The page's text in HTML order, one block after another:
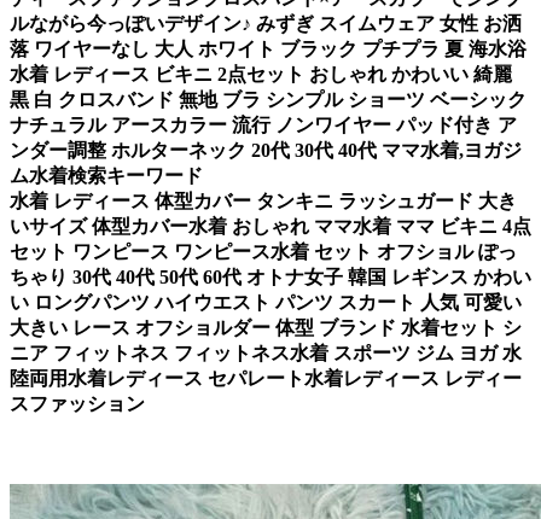
ルながら今っぽいデザイン♪ みずぎ スイムウェア 女性 お洒
落 ワイヤーなし 大人 ホワイト ブラック プチプラ 夏 海水浴
水着 レディース ビキニ 2点セット おしゃれ かわいい 綺麗
黒 白 クロスバンド 無地 ブラ シンプル ショーツ ベーシック
ナチュラル アースカラー 流行 ノンワイヤー パッド付き ア
ンダー調整 ホルターネック 20代 30代 40代 ママ水着,ヨガジ
ム水着検索キーワード
水着 レディース 体型カバー タンキニ ラッシュガード 大き
いサイズ 体型カバー水着 おしゃれ ママ水着 ママ ビキニ 4点
セット ワンピース ワンピース水着 セット オフショル ぽっ
ちゃり 30代 40代 50代 60代 オトナ女子 韓国 レギンス かわい
い ロングパンツ ハイウエスト パンツ スカート 人気 可愛い
大きい レース オフショルダー 体型 ブランド 水着セット シ
ニア フィットネス フィットネス水着 スポーツ ジム ヨガ 水
陸両用水着レディース セパレート水着レディース レディー
スファッション